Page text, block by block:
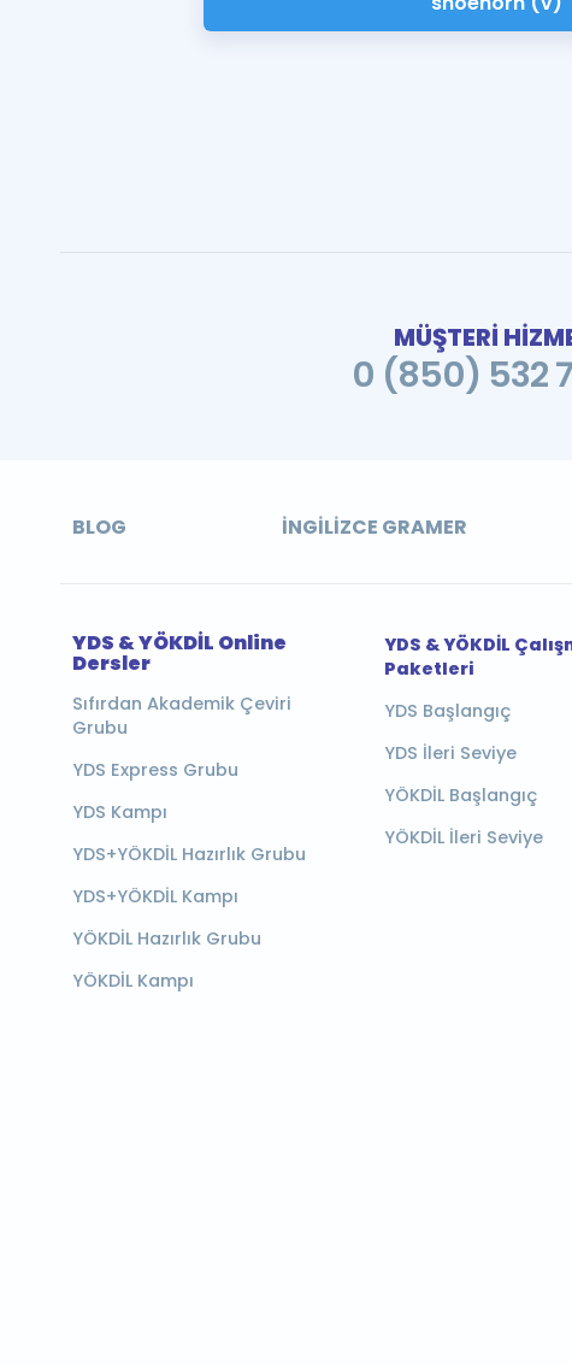
MÜŞTERİ
0 (850) 532
BLOG İNGILIZCE GRAMER
YDS & YÖKDİL Online
Dersler
Sıfırdan Akademik Çeviri
Grubu
YDS Express Grubu
YDS Kampı
YDS+YÖKDİL Hazırlık Grubu
YDS+YÖKDİL Kampı
YÖKDİL Hazırlık Grubu
YÖKDİL Kampı
YDS & YÖKDİL
Paketleri
YDS Başlangıç
YDS İleri Seviye
YÖKDİL Başlangıç
YÖKDİL İleri Seviye